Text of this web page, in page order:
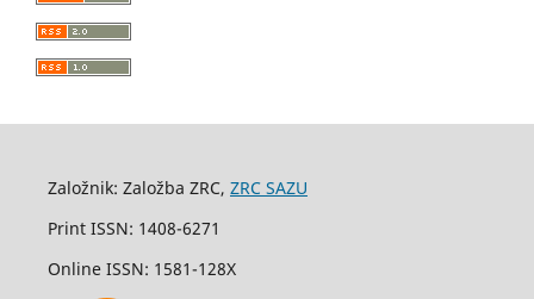
Založnik: Založba ZRC, ZRC SAZU
Print ISSN: 1408-6271
Online ISSN: 1581-128X